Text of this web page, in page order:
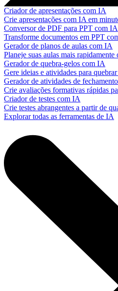
Criador de apresentações com IA
Crie apresentações com IA em
Conversor de PDF para PPT com IA
Transforme documentos em PPT
Gerador de planos de aulas com IA
Planeje suas aulas mais rapidamente
Gerador de quebra-gelos com IA
Gere ideias e atividades para
Gerador de atividades de
Crie avaliações formativas rápidas
Criador de testes com IA
Crie testes abrangentes a partir de
Explorar todas as ferramentas de IA